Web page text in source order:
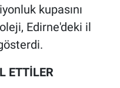
kupasını
Edirne'deki il
ETTİLER